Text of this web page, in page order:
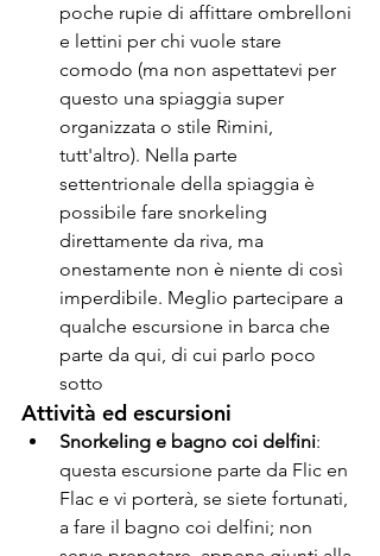
poche rupie di affittare ombrelloni
e lettini per chi vuole stare
comodo (ma non aspettatevi per
questo una spiaggia super
organizzata o stile Rimini,
tutt'altro). Nella parte
settentrionale della spiaggia è
possibile fare snorkeling
direttamente da riva, ma
onestamente non è niente di così
imperdibile. Meglio partecipare a
qualche escursione in barca che
parte da qui, di cui parlo poco
sotto
Attività ed escursioni
Snorkeling e bagno coi delfini:
questa escursione parte da Flic en
Flac e vi porterà, se siete fortunati,
a fare il bagno coi delfini; non